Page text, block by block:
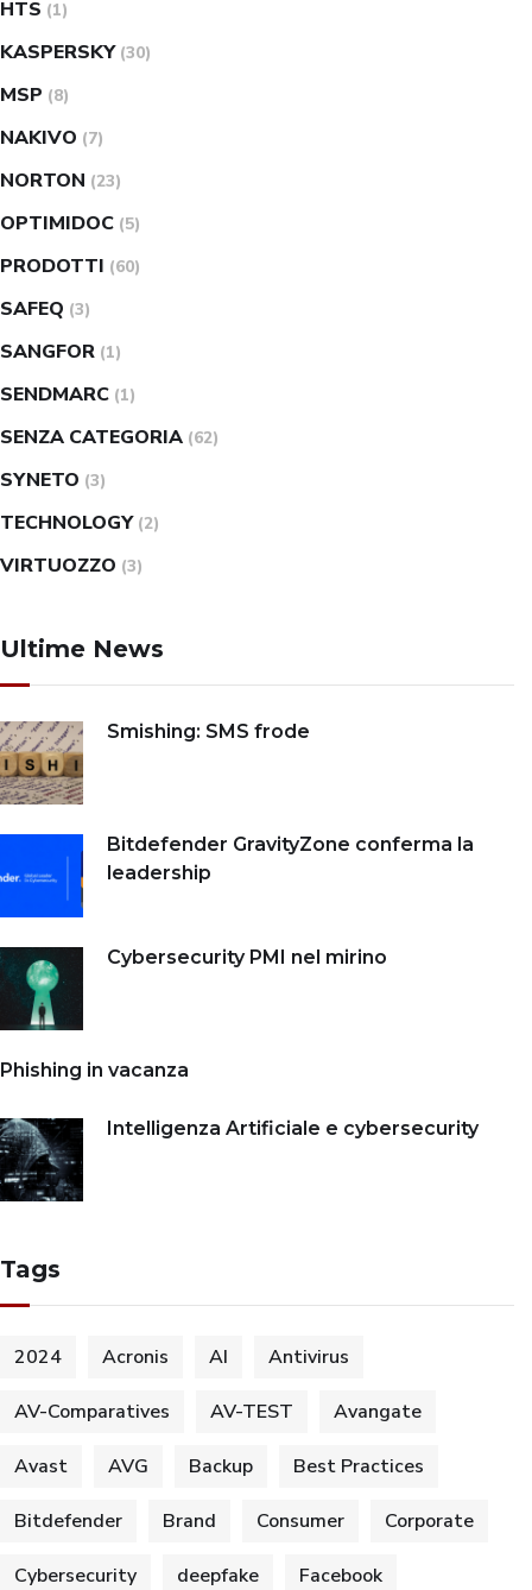
HTS (1)
KASPERSKY (30)
MSP (8)
NAKIVO (7)
NORTON (23)
OPTIMIDOC (5)
PRODOTTI (60)
SAFEQ (3)
SANGFOR (1)
SENDMARC (1)
SENZA CATEGORIA (62)
SYNETO (3)
TECHNOLOGY (2)
VIRTUOZZO (3)
Ultime News
Smishing: SMS frode
Bitdefender GravityZone conferma la
leadership
Cybersecurity PMI nel mirino
Phishing in vacanza
Intelligenza Artificiale e cybersecurity
Tags
2024 Acronis AI Antivirus
AV-Comparatives AV-TEST Avangate
Avast AVG Backup Best Practices
Bitdefender Brand Consumer Corporate
Cybersecurity deepfake Facebook